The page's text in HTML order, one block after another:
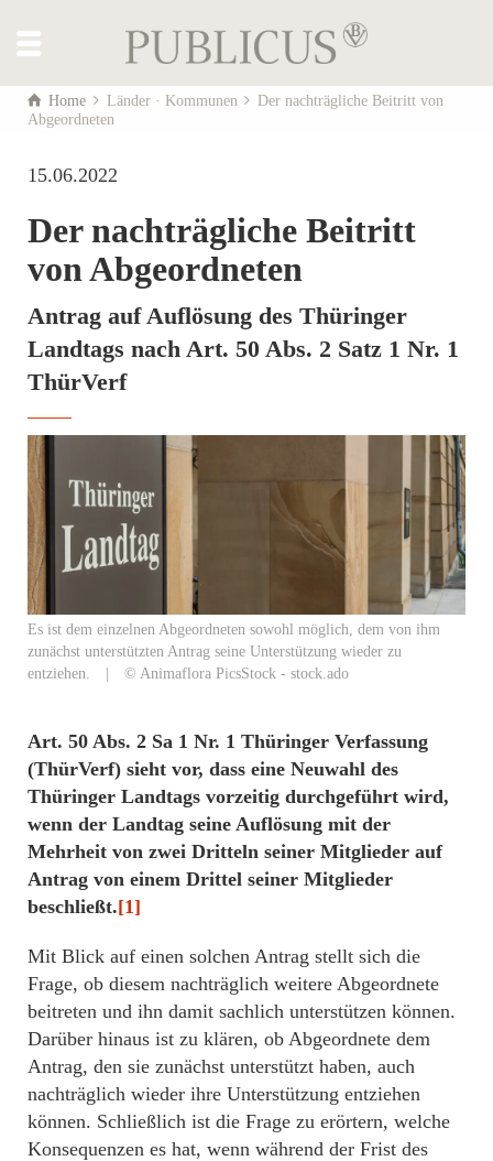
Home Länder · Kommunen
Der nachträgliche Beitritt von
Abgeordneten
15.06.2022
Der nachträgliche Beitritt
von Abgeordneten
Antrag auf Auflösung des Thüringer
Landtags nach Art. 50 Abs. 2 Satz 1 Nr. 1
ThürVerf
Es ist dem einzelnen Abgeordneten sowohl möglich, dem von ihm
zunächst unterstützten Antrag seine Unterstützung wieder zu
entziehen. | © Animaflora PicsStock - stock.ado
Art. 50 Abs. 2 Sa 1 Nr. 1 Thüringer Verfassung
(ThürVerf) sieht vor, dass eine Neuwahl des
Thüringer Landtags vorzeitig durchgeführt wird,
wenn der Landtag seine Auflösung mit der
Mehrheit von zwei Dritteln seiner Mitglieder auf
Antrag von einem Drittel seiner Mitglieder
beschließt.[1]
Mit Blick auf einen solchen Antrag stellt sich die
Frage, ob diesem nachträglich weitere Abgeordnete
beitreten und ihn damit sachlich unterstützen können.
Darüber hinaus ist zu klären, ob Abgeordnete dem
Antrag, den sie zunächst unterstützt haben, auch
nachträglich wieder ihre Unterstützung entziehen
können. Schließlich ist die Frage zu erörtern, welche
Konsequenzen es hat, wenn während der Frist des